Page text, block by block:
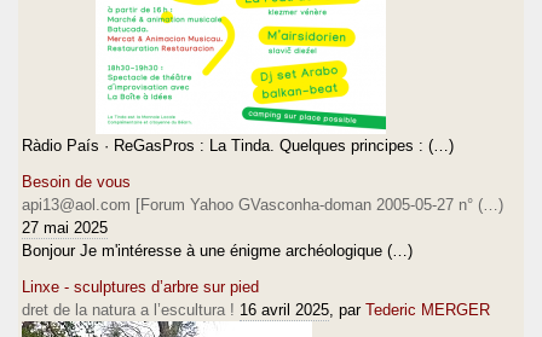
Ràdio País · ReGasPros : La Tinda. Quelques principes : (…)
Besoin de vous
api13@aol.com [Forum Yahoo GVasconha-doman 2005-05-27 n° (…)
27 mai 2025
Bonjour Je m'intéresse à une énigme archéologique (…)
Linxe - sculptures d’arbre sur pied
dret de la natura a l’escultura ! 16 avril 2025, par Tederic MERGER